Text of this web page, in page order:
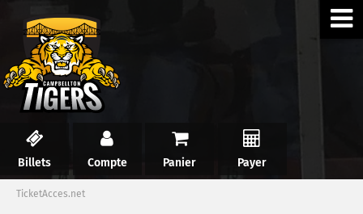
Billets Compte Panier Payer
TicketAcces.net